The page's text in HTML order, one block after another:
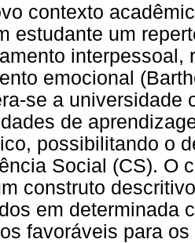
contexto
estudante um
interpessoal,
emocional
se a universidade
de
possibilitando o
Social (CS). O
construto
em determinada
favoráveis para